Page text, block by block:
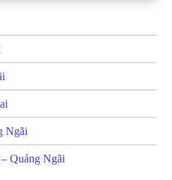
Ngãi
Quảng Ngãi